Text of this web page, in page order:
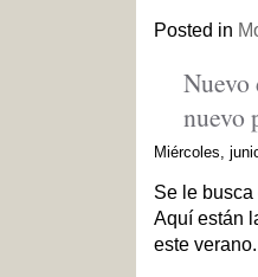
Posted in
Nuevo
nuevo
Miércoles,
Se le
Aquí están
este verano.